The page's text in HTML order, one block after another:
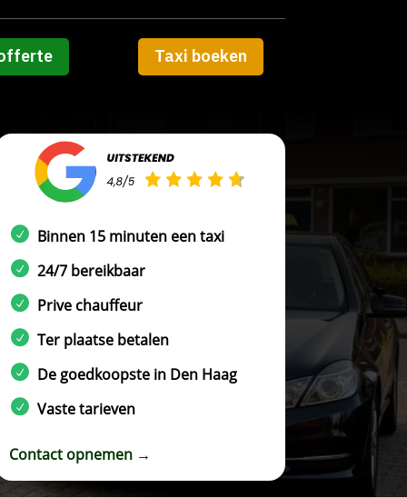
Taxi boeken
Binnen 15 minuten een taxi
24/7 bereikbaar
Prive chauffeur
Ter plaatse betalen
De goedkoopste in Den Haag
Vaste tarieven
Contact opnemen →